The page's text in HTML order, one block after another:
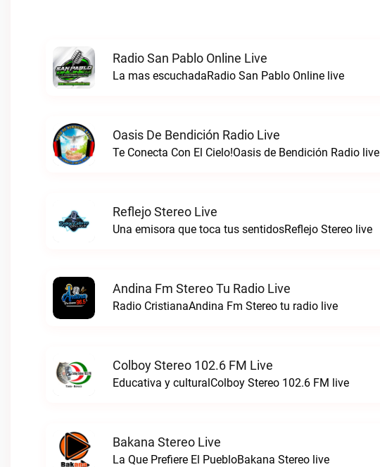
Radio San Pablo Online Live
La mas escuchadaRadio San Pablo Online live
Oasis De Bendición Radio Live
Te Conecta Con El Cielo!Oasis de Bendición Radio live
Reflejo Stereo Live
Una emisora que toca tus sentidosReflejo Stereo live
Andina Fm Stereo Tu Radio Live
Radio CristianaAndina Fm Stereo tu radio live
Colboy Stereo 102.6 FM Live
Educativa y culturalColboy Stereo 102.6 FM live
Bakana Stereo Live
La Que Prefiere El PuebloBakana Stereo live